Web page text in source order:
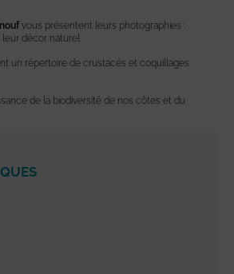
vous présentent leurs photographies :
décor naturel.
un répertoire de crustacés et coquillages
de la biodiversité de nos côtes et du